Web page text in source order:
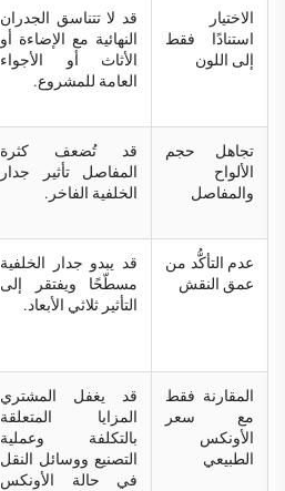
الاختيار
استنادًا فقط
إلى اللون
قد لا تتناسق الجدران
النهائية مع الإضاءة أو
الأثاث أو الأجواء
العامة للمشروع.
تجاهل حجم
الألواح
والمفاصل
قد تُضعف كثرة
المفاصل تأثير جدار
الخلفية الفاخر.
عدم التأكُّد من
عمق النقش
قد يبدو جدار الخلفية
مسطّحًا ويفتقر إلى
التأثير ثلاثي الأبعاد.
المقارنة فقط
مع سعر
الأونكس
الطبيعي
قد يغفل المشتري
المزايا المتعلقة
بالتكلفة وعملية
التصنيع ووسائل النقل
في حالة الأونكس